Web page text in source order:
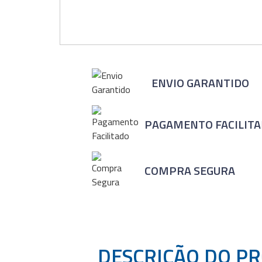
ENVIO GARANTIDO
PAGAMENTO
COMPRA SEGURA